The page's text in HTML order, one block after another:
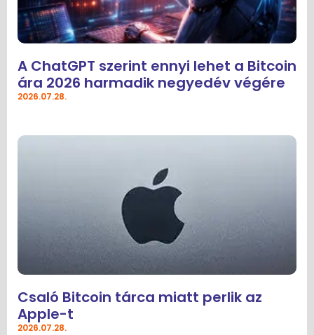
A ChatGPT szerint ennyi lehet a Bitcoin
ára 2026 harmadik negyedév végére
2026.07.28.
Csaló Bitcoin tárca miatt perlik az
Apple-t
2026.07.28.